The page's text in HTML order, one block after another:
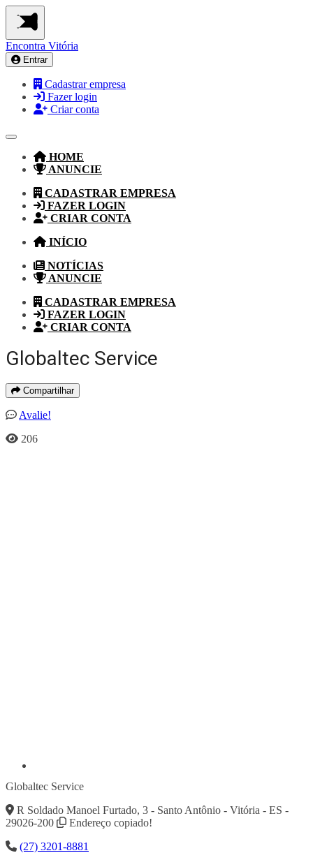
Encontra Vitória
Entrar
Cadastrar empresa
Fazer login
Criar conta
HOME
ANUNCIE
CADASTRAR EMPRESA
FAZER LOGIN
CRIAR CONTA
INÍCIO
NOTÍCIAS
ANUNCIE
CADASTRAR EMPRESA
FAZER LOGIN
CRIAR CONTA
Globaltec Service
Compartilhar
Avalie!
206
Globaltec Service
R Soldado Manoel Furtado, 3 - Santo Antônio - Vitória - ES -
29026-200
Endereço copiado!
(27) 3201-8881